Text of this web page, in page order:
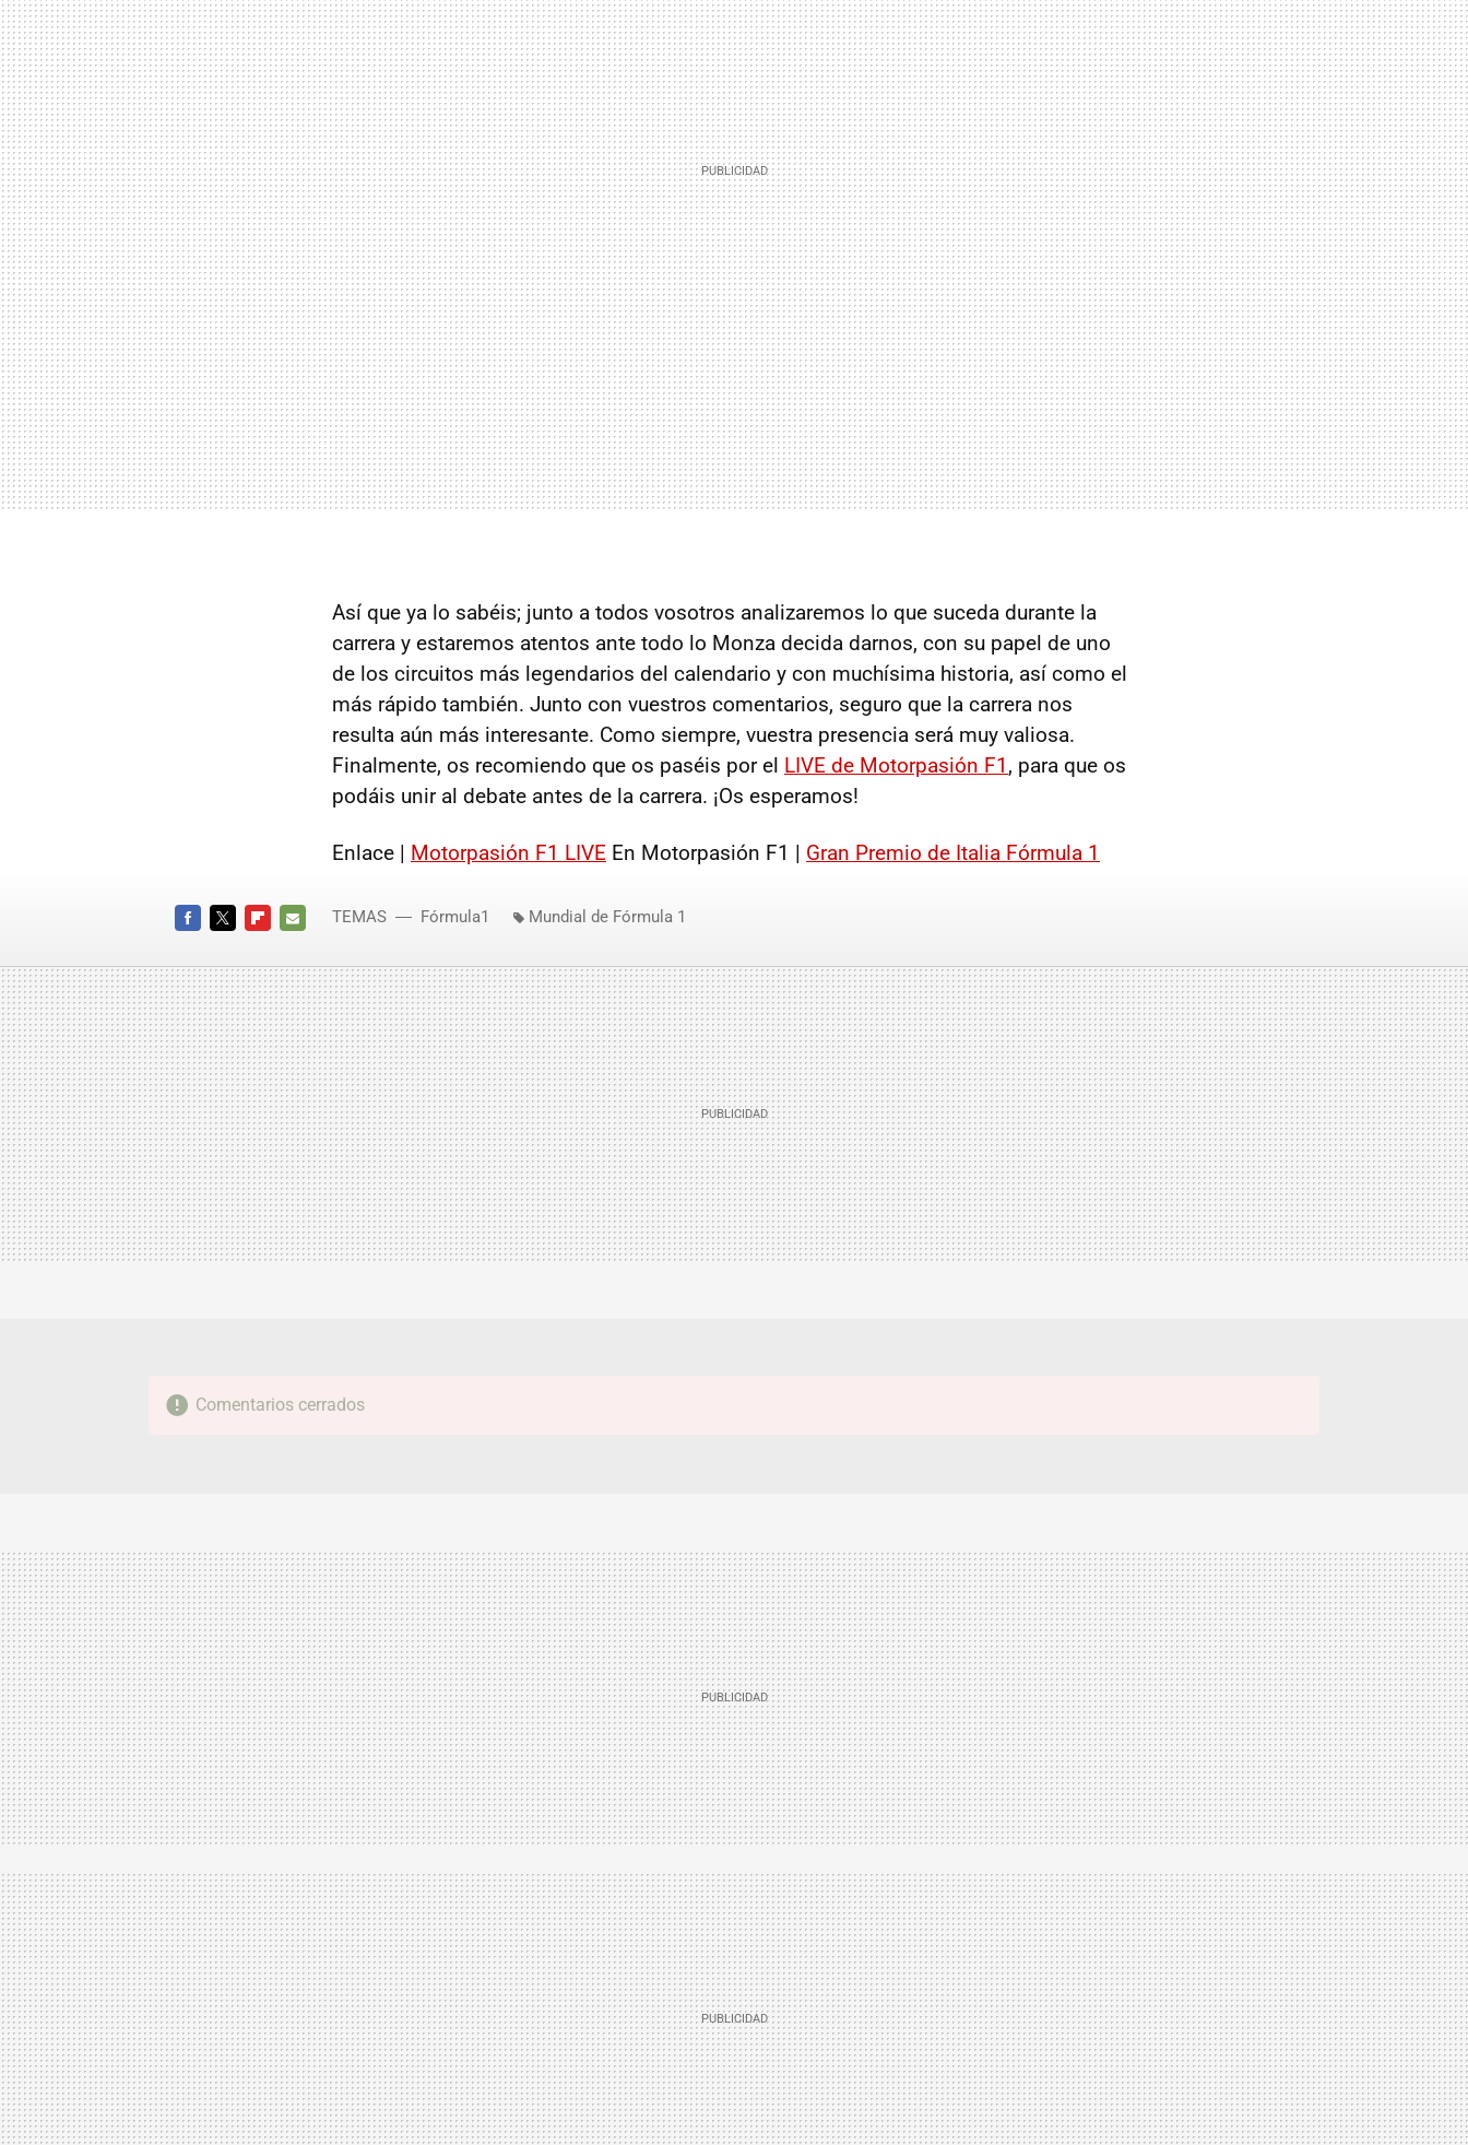
Así que ya lo sabéis; junto a todos vosotros analizaremos lo que suceda durante la
carrera y estaremos atentos ante todo lo Monza decida darnos, con su papel de uno
de los circuitos más legendarios del calendario y con muchísima historia, así como el
más rápido también. Junto con vuestros comentarios, seguro que la carrera nos
resulta aún más interesante. Como siempre, vuestra presencia será muy valiosa.
Finalmente, os recomiendo que os paséis por el LIVE de Motorpasión F1 , para que os
podáis unir al debate antes de la carrera. ¡Os esperamos!
Enlace | Motorpasión F1 LIVE En Motorpasión F1 | Gran Premio de Italia Fórmula 1
MAIL
TEMAS Fórmula1 Mundial de Fórmula 1
Comentarios cerrados